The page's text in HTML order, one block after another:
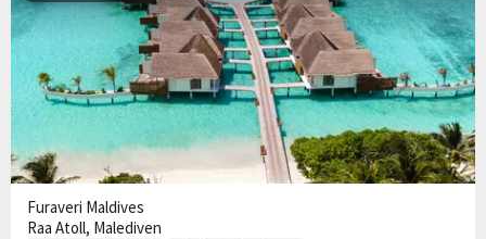
Furaveri Maldives
Raa Atoll, Malediven